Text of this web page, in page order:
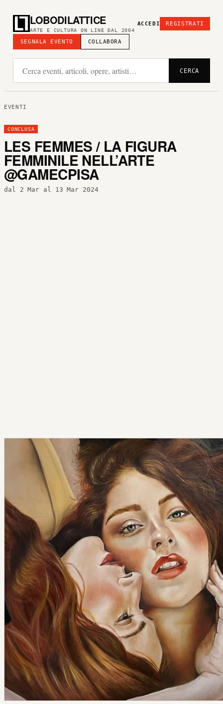
LOBODILATTICE
ARTE E CULTURA ON LINE DAL 2004
SEGNALA EVENTO COLLABORA
ACCEDI REGISTRATI
CERCA
EVENTI
CONCLUSA
LES FEMMES / LA FIGURA
FEMMINILE NELL’ARTE
@GAMECPISA
dal 2 Mar al 13 Mar 2024